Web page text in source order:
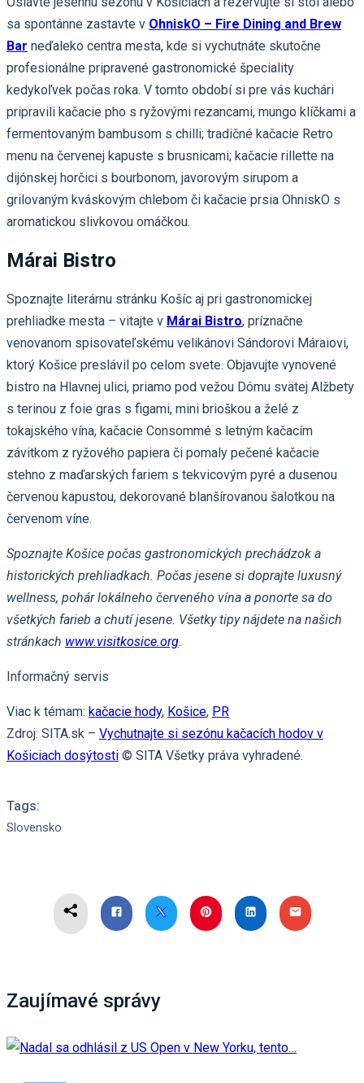
sa spontánne zastavte v OhniskO – Fire Dining and Brew
Bar neďaleko centra mesta, kde si vychutnáte skutočne
profesionálne pripravené gastronomické špeciality
kedykoľvek počas roka. V tomto období si pre vás kuchári
pripravili kačacie pho s ryžovými rezancami, mungo klíčkami a
fermentovaným bambusom s chilli; tradičné kačacie Retro
menu na červenej kapuste s brusnicami; kačacie rillette na
dijónskej horčici s bourbonom, javorovým sirupom a
grilovaným kváskovým chlebom či kačacie prsia OhniskO s
aromatickou slivkovou omáčkou.
Márai Bistro
Spoznajte literárnu stránku Košíc aj pri gastronomickej
prehliadke mesta – vitajte v Márai Bistro, príznačne
venovanom spisovateľskému velikánovi Sándorovi Máraiovi,
ktorý Košice preslávil po celom svete. Objavujte vynovené
bistro na Hlavnej ulici, priamo pod vežou Dómu svätej Alžbety
s terinou z foie gras s figami, mini brioškou a želé z
tokajského vína, kačacie Consommé s letným kačacím
závitkom z ryžového papiera či pomaly pečené kačacie
stehno z maďarských fariem s tekvicovým pyré a dusenou
červenou kapustou, dekorované blanšírovanou šalotkou na
červenom víne.
Spoznajte Košice počas gastronomických prechádzok a
historických prehliadkach. Počas jesene si doprajte luxusný
wellness, pohár lokálneho červeného vína a ponorte sa do
všetkých farieb a chutí jesene. Všetky tipy nájdete na našich
stránkach www.visitkosice.org.
Informačný servis
Viac k témam: kačacie hody, Košice, PR
Zdroj: SITA.sk – Vychutnajte si sezónu kačacích hodov v
Košiciach dosýtosti © SITA Všetky práva vyhradené.
Tags:
Slovensko
Zaujímavé správy